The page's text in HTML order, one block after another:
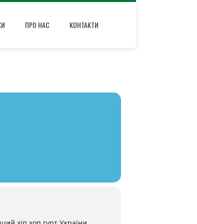
ПРО НАС КОНТАКТИ